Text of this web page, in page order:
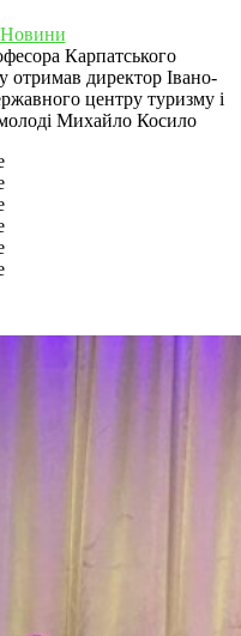
Новини
Карпатського
отримав директор Івано-
центру туризму і
молоді Михайло Косило